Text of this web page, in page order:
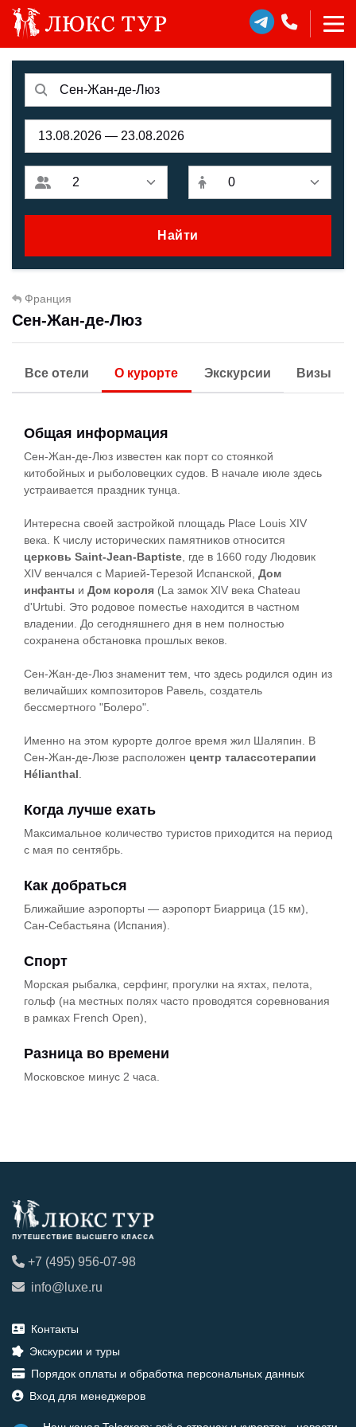
Найти
Франция
Сен-Жан-де-Люз
Все отели О курорте Экскурсии Визы
Общая информация
Сен-Жан-де-Люз известен как порт со стоянкой
китобойных и рыболовецких судов. В начале июле здесь
устраивается праздник тунца.
Интересна своей застройкой площадь Place Louis XIV
века. К числу исторических памятников относится
церковь Saint-Jean-Baptiste, где в 1660 году Людовик
XIV венчался с Марией-Терезой Испанской, Дом
инфанты и Дом короля (La замок XIV века Chateau
d'Urtubi. Это родовое поместье находится в частном
владении. До сегодняшнего дня в нем полностью
сохранена обстановка прошлых веков.
Сен-Жан-де-Люз знаменит тем, что здесь родился один из
величайших композиторов Равель, создатель
бессмертного "Болеро".
Именно на этом курорте долгое время жил Шаляпин. В
Сен-Жан-де-Люзе расположен центр талассотерапии
Hélianthal.
Когда лучше ехать
Максимальное количество туристов приходится на период
с мая по сентябрь.
Как добраться
Ближайшие аэропорты — аэропорт Биаррица (15 км),
Сан-Себастьяна (Испания).
Спорт
Морская рыбалка, серфинг, прогулки на яхтах, пелота,
гольф (на местных полях часто проводятся соревнования
в рамках French Open),
Разница во времени
Московское минус 2 часа.
+7 (495) 956-07-98
info@luxe.ru
Контакты
Экскурсии и туры
Порядок оплаты и обработка персональных данных
Вход для менеджеров